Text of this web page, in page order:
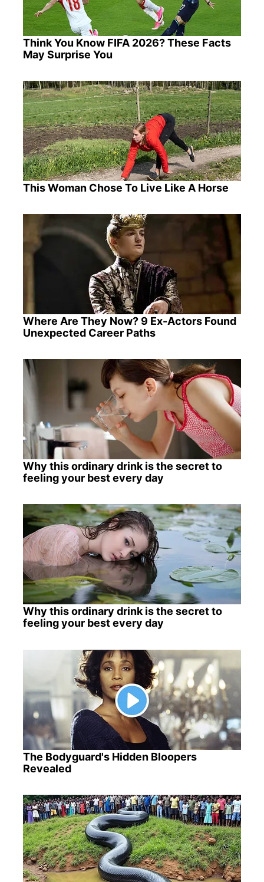
Think You Know FIFA 2026? These Facts
May Surprise You
This Woman Chose To Live Like A Horse
Where Are They Now? 9 Ex-Actors Found
Unexpected Career Paths
Why this ordinary drink is the secret to
feeling your best every day
Why this ordinary drink is the secret to
feeling your best every day
The Bodyguard's Hidden Bloopers
Revealed